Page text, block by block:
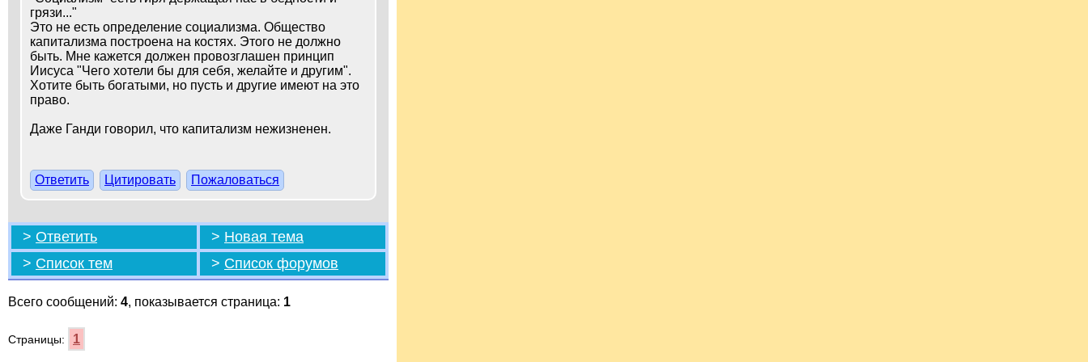
грязи..."
Это не есть определение социализма. Общество
капитализма построена на костях. Этого не должно
быть. Мне кажется должен провозглашен принцип
Иисуса "Чего хотели бы для себя, желайте и другим".
Хотите быть богатыми, но пусть и другие имеют на это
право.
Даже Ганди говорил, что капитализм нежизненен.
Ответить Цитировать Пожаловаться
> Ответить > Новая тема
> Список тем > Список форумов
Всего сообщений: 4, показывается страница: 1
Страницы: 1